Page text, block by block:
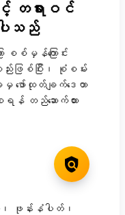
င့် တရားဝင်
ါသည်
စစ်မှန်ကြောင်း
ဖြစ်ပြီး၊ စုံစမ်း
မှ ဖော်ထုတ်ချက်ဒေတာ
န် တည်ဆောက်ထား
လ်၊ ဖုန်းနံပါတ်၊